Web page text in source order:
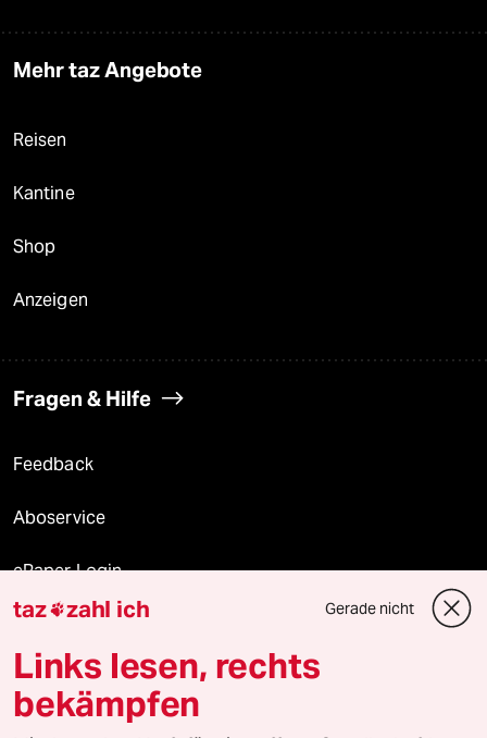
Mehr taz Angebote
Reisen
Kantine
Shop
Anzeigen
Fragen & Hilfe
Feedback
Aboservice
ePaper Login
Downloads für Abonnierende
© 2026 taz Verlags und Vertriebs GmbH
taz zahl ich Gerade nicht
Links lesen, rechts
bekämpfen